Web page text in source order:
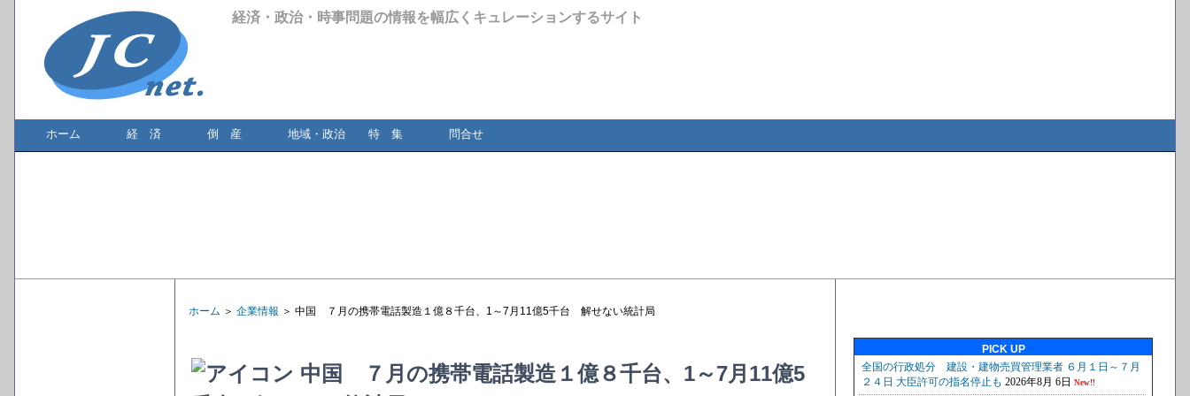
経済・政治・時事問題の情報を幅広くキュレーションするサイト
ホーム 経 済 倒 産 地域・政治 特 集 問合せ
ホーム ＞ 企業情報 ＞ 中国 ７月の携帯電話製造１億８千台、1～7月11億5千台 解せない統計局
中国 ７月の携帯電話製造１億８千台、1～7月11億5
PICK UP